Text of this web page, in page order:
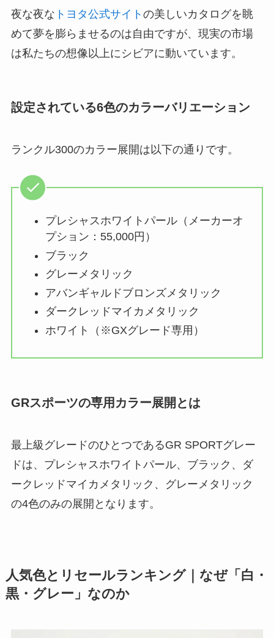
夜な夜な トヨタ公式サイト の美しいカタログを眺
めて夢を膨らませるのは自由ですが、現実の市場
は私たちの想像以上にシビアに動いています。
設定されている6色のカラーバリエーション
ランクル300のカラー展開は以下の通りです。
プレシャスホワイトパール（メーカーオ
プション：55,000円）
ブラック
グレーメタリック
アバンギャルドブロンズメタリック
ダークレッドマイカメタリック
ホワイト（※GXグレード専用）
GRスポーツの専用カラー展開とは
最上級グレードのひとつであるGR SPORTグレー
ドは、プレシャスホワイトパール、ブラック、ダ
ークレッドマイカメタリック、グレーメタリック
の4色のみの展開となります。
人気色とリセールランキング｜なぜ「白・
黒・グレー」なのか